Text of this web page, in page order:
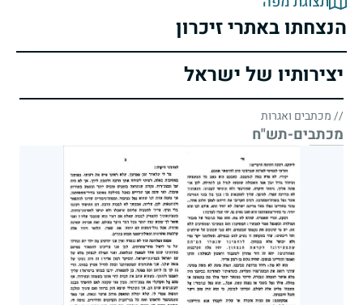
הנצחתו באתרי זיכרון
יצירותיו של ישראל
// מכתבים ואגרות
מכתבים-תש"ח